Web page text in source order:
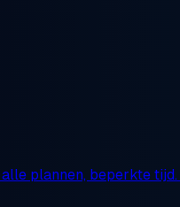
alle plannen, beperkte tijd.